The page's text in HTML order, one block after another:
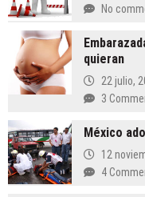
No
quieran
22 julio,
3
México
12
4